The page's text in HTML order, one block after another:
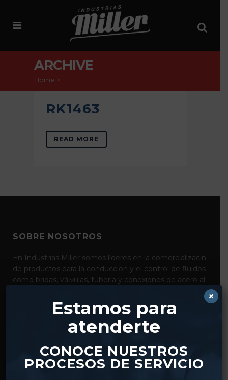
ARCHIVE
Home >
RK1463
READ MORE
SOBRE NOSOTROS
En Industrias Miller somos líderes en la comercializacin
de productos para la conducción y el control de fluidos
como bridas, válvulas, tubería y conexiones de acero al
nuestros centros en Monterrey y Guadalajara,
realizamos envíos a clientes en todo México.
Estamos para
atenderte
CONOCE NUESTROS
PROCESOS DE SERVICIO
×